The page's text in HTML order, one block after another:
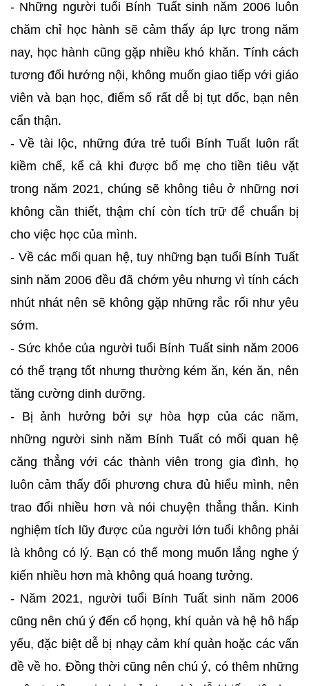
- Những người tuổi Bính Tuất sinh năm 2006 luôn
chăm chỉ học hành sẽ cảm thấy áp lực trong năm
nay, học hành cũng gặp nhiều khó khăn. Tính cách
tương đối hướng nội, không muốn giao tiếp với giáo
viên và bạn học, điểm số rất dễ bị tụt dốc, bạn nên
cẩn thận.
- Về tài lộc, những đứa trẻ tuổi Bính Tuất luôn rất
kiềm chế, kể cả khi được bố mẹ cho tiền tiêu vặt
trong năm 2021, chúng sẽ không tiêu ở những nơi
không cần thiết, thậm chí còn tích trữ để chuẩn bị
cho việc học của mình.
- Về các mối quan hệ, tuy những bạn tuổi Bính Tuất
sinh năm 2006 đều đã chớm yêu nhưng vì tính cách
nhút nhát nên sẽ không gặp những rắc rối như yêu
sớm.
- Sức khỏe của người tuổi Bính Tuất sinh năm 2006
có thể trạng tốt nhưng thường kém ăn, kén ăn, nên
tăng cường dinh dưỡng.
- Bị ảnh hưởng bởi sự hòa hợp của các năm,
những người sinh năm Bính Tuất có mối quan hệ
căng thẳng với các thành viên trong gia đình, họ
luôn cảm thấy đối phương chưa đủ hiểu mình, nên
trao đổi nhiều hơn và nói chuyện thẳng thắn. Kinh
nghiệm tích lũy được của người lớn tuổi không phải
là không có lý. Bạn có thể mong muốn lắng nghe ý
kiến ​​nhiều hơn mà không quá hoang tưởng.
- Năm 2021, người tuổi Bính Tuất sinh năm 2006
cũng nên chú ý đến cổ họng, khí quản và hệ hô hấp
yếu, đặc biệt dễ bị nhạy cảm khí quản hoặc các vấn
đề về ho. Đồng thời cũng nên chú ý, có thêm những